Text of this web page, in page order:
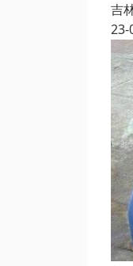
吉
23-